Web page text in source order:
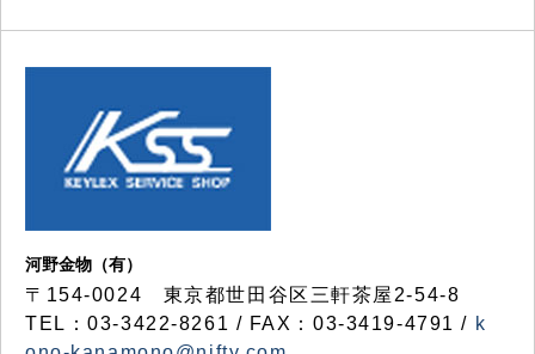
河野金物（有）
〒154-0024 東京都世田谷区三軒茶屋2-54-8
TEL：03-3422-8261 / FAX：03-3419-4791 / k